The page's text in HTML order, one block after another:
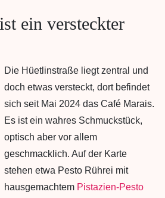
ein versteckter
Die Hüetlinstraße liegt zentral und
doch etwas versteckt, dort befindet
sich seit Mai 2024 das Café Marais.
Es ist ein wahres Schmuckstück,
optisch aber vor allem
geschmacklich. Auf der Karte
stehen etwa Pesto Rührei mit
hausgemachtem Pistazien-Pesto